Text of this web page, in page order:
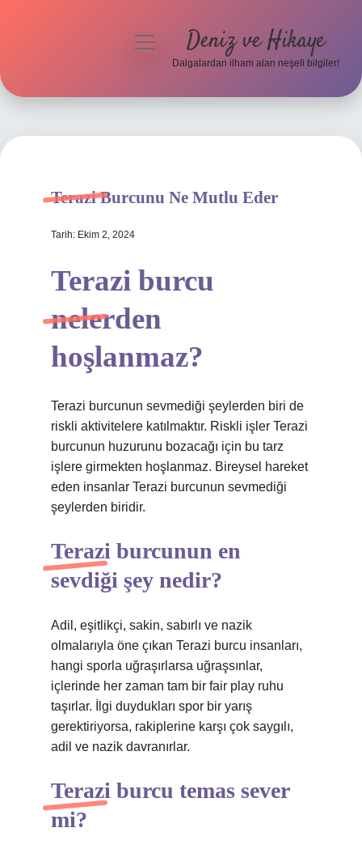
Hakkımızda
menüyü
Deniz ve Hikaye
Dalgalardan ilham alan neşeli bilgiler!
Terazi Burcunu Ne Mutlu Eder
Tarih: Ekim 2, 2024
Terazi burcu
nelerden
hoşlanmaz?
Terazi burcunun sevmediği şeylerden biri de
riskli aktivitelere katılmaktır. Riskli işler Terazi
burcunun huzurunu bozacağı için bu tarz
işlere girmekten hoşlanmaz. Bireysel hareket
eden insanlar Terazi burcunun sevmediği
şeylerden biridir.
Terazi burcunun en
sevdiği şey nedir?
Adil, eşitlikçi, sakin, sabırlı ve nazik
olmalarıyla öne çıkan Terazi burcu insanları,
hangi sporla uğraşırlarsa uğraşsınlar,
içlerinde her zaman tam bir fair play ruhu
taşırlar. İlgi duydukları spor bir yarış
gerektiriyorsa, rakiplerine karşı çok saygılı,
adil ve nazik davranırlar.
Terazi burcu temas sever
mi?